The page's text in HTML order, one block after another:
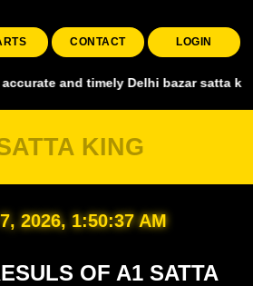
CONTACT LOGIN
timely Delhi bazar satta king,
KING
2026, 1:50:37 AM
OF A1 SATTA